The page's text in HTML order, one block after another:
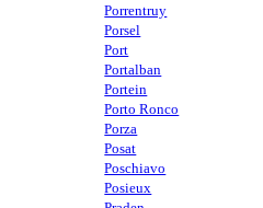
Porrentruy
Porsel
Port
Portalban
Portein
Porto Ronco
Porza
Posat
Poschiavo
Posieux